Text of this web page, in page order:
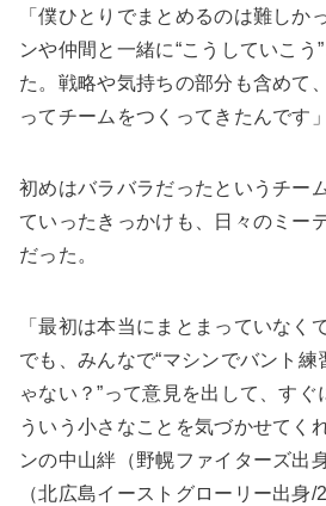
「僕ひとりでまとめるのは難しか
ンや仲間と一緒に“こうしていこう
た。戦略や気持ちの部分も含めて
ってチームをつくってきたんです」
初めはバラバラだったというチー
ていったきっかけも、日々のミー
だった。
「最初は本当にまとまっていなく
でも、みんなで“マシンでバント練
ゃない？”って意見を出して、す
ういう小さなことを気づかせてく
ンの中山絆（野幌ファイターズ出
（北広島イーストグローリー出身